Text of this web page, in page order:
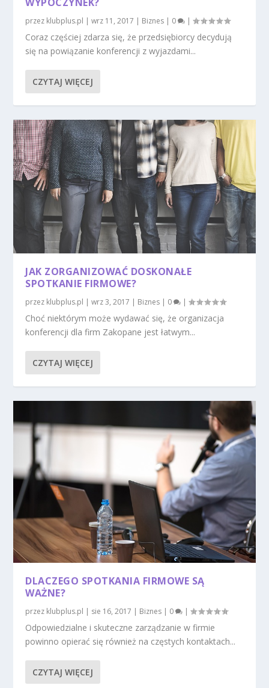
przez klubplus.pl |wrz 11, 2017 | Biznes | 0 |
Coraz częściej zdarza się, że przedsiębiorcy decydują
się na powiązanie konferencji z wyjazdami...
CZYTAJ WIĘCEJ
JAK ZORGANIZOWAĆ DOSKONAŁE
SPOTKANIE FIRMOWE?
przez klubplus.pl |wrz 3, 2017 | Biznes | 0 |
Choć niektórym może wydawać się, że organizacja
konferencji dla firm Zakopane jest łatwym...
CZYTAJ WIĘCEJ
DLACZEGO SPOTKANIA FIRMOWE SĄ
WAŻNE?
przez klubplus.pl | sie 16, 2017 | Biznes | 0 |
Odpowiedzialne i skuteczne zarządzanie w firmie
powinno opierać się również na częstych kontaktach...
CZYTAJ WIĘCEJ